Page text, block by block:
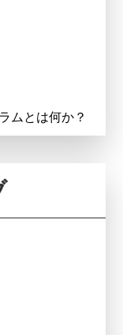
ムとは何か？